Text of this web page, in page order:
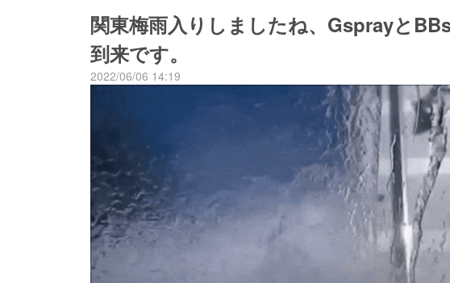
関東梅雨入りしましたね、Gsprayと
到来です。
2022/06/06 14:19